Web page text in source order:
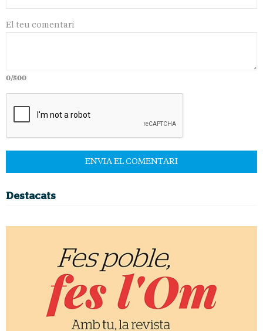
El teu comentari
0/500
Destacats